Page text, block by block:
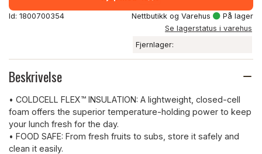
Id: 1800700354 Nettbutikk og Varehus
På lager
Se lagerstatus i varehus
Fjernlager:
Beskrivelse
• COLDCELL FLEX™ INSULATION: A lightweight, closed-cell
foam offers the superior temperature-holding power to keep
your lunch fresh for the day.
• FOOD SAFE: From fresh fruits to subs, store it safely and
clean it easily.